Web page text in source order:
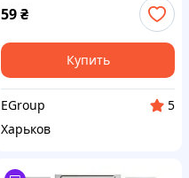
термопластик, белый IP20 -
Лучшая цена!
59₴
Купить
EGroup
5
Харьков